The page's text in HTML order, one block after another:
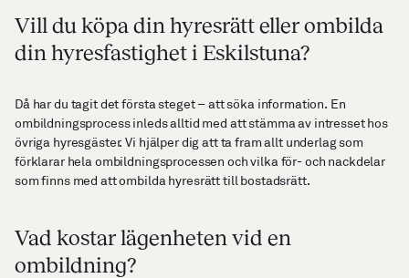
Vill du köpa din hyresrätt eller ombilda
din hyresfastighet i Eskilstuna?
Då har du tagit det första steget – att söka information. En
ombildningsprocess inleds alltid med att stämma av intresset hos
övriga hyresgäster. Vi hjälper dig att ta fram allt underlag som
förklarar hela ombildningsprocessen och vilka för- och nackdelar
som finns med att ombilda hyresrätt till bostadsrätt.
Vad kostar lägenheten vid en
ombildning?